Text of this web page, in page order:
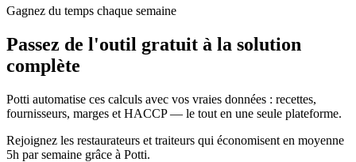
Gagnez du temps chaque semaine
Passez de l'outil gratuit à la solution
complète
Potti automatise ces calculs avec vos vraies données : recettes,
fournisseurs, marges et HACCP — le tout en une seule plateforme.
Rejoignez les restaurateurs et traiteurs qui économisent en moyenne
5h par semaine grâce à Potti.